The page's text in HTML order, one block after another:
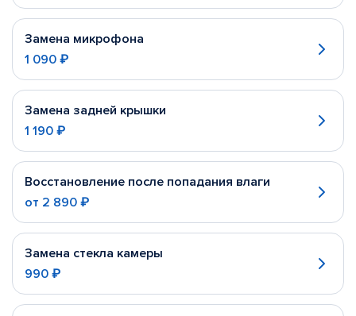
Замена микрофона
1 090 ₽
Замена задней крышки
1 190 ₽
Восстановление после попадания влаги
от 2 890 ₽
Замена стекла камеры
990 ₽